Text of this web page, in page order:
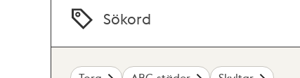
Sökord